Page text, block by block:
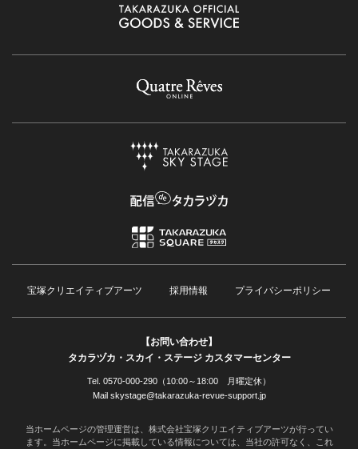
宝塚クリエイティブアーツ 採用情報 プライバシーポリシー
【お問い合わせ】
タカラヅカ・スカイ・ステージ カスタマーセンター
Tel. 0570-000-290（10:00～18:00 月曜定休）
Mail skystage@takarazuka-revue-support.jp
当ホームページの管理運営は、株式会社宝塚クリエイティブアーツが行ってい
ます。当ホームページに掲載している情報については、当社の許可なく、これ